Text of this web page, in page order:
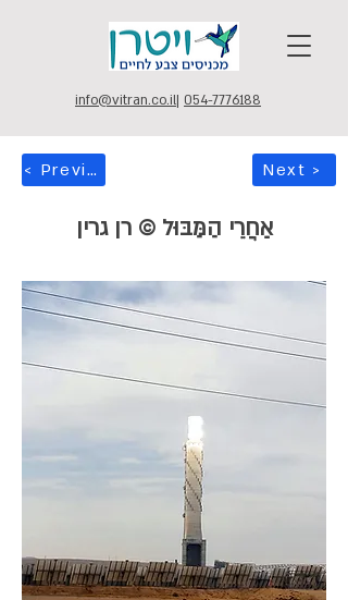
info@vitran.co.il| 054-7776188
< Previous Next >
אַחֲרֵי הַמַּבּוּל © רן גרין